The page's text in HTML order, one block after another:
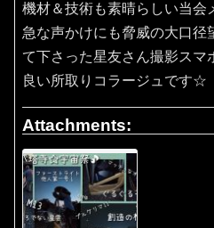
機材＆技術も素晴らしい当会
急な声かけにも脅威の大口径
て下さった星友さん撮影スマ
良い所取りコラージュです☆
Attachments: